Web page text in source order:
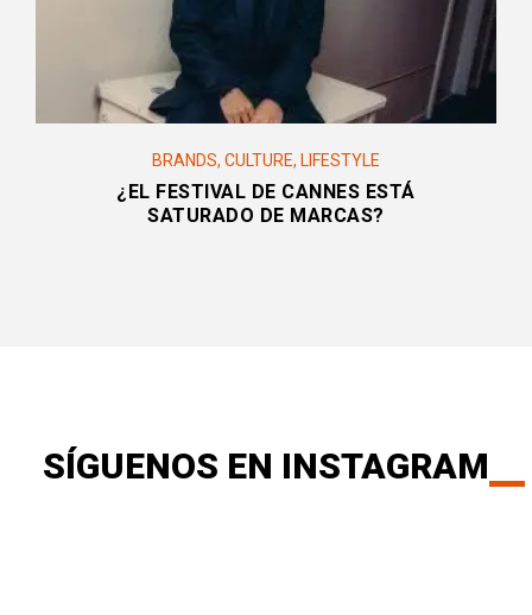
BRANDS, CULTURE, LIFESTYLE
¿EL FESTIVAL DE CANNES ESTÁ
SATURADO DE MARCAS?
SÍGUENOS EN INSTAGRAM